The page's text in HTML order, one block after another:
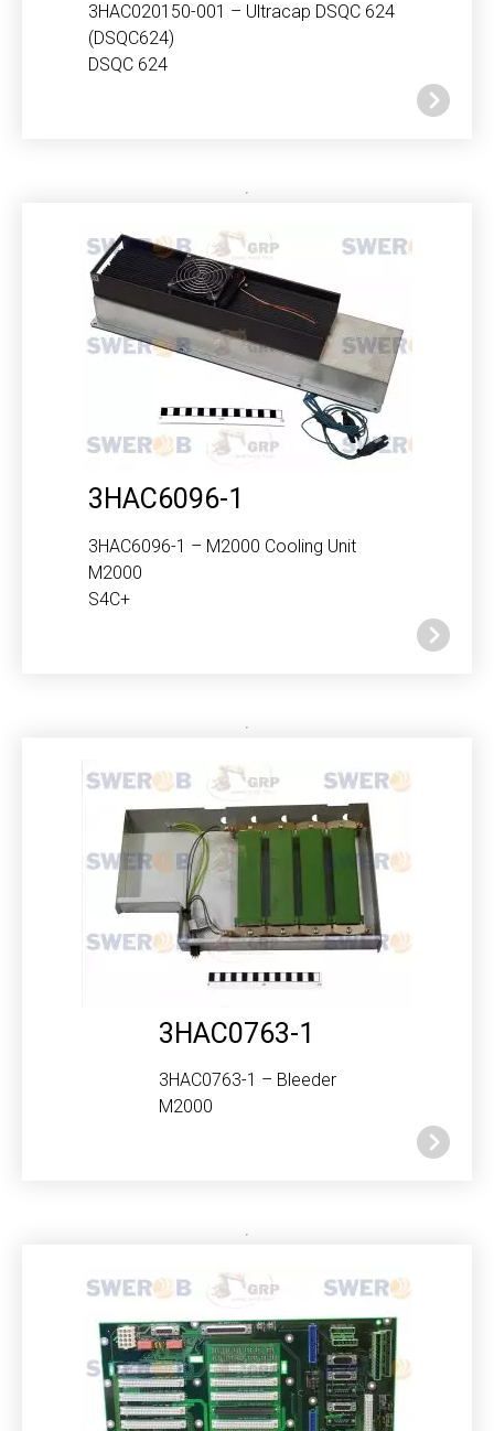
3HAC020150-001 – Ultracap DSQC 624
(DSQC624)
DSQC 624
3HAC6096-1
3HAC6096-1 – M2000 Cooling Unit
M2000
S4C+
3HAC0763-1
3HAC0763-1 – Bleeder
M2000